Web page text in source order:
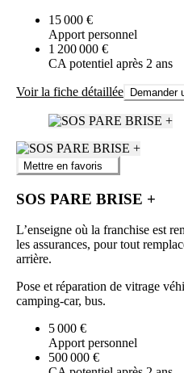
15 000 €
Apport personnel
1 200 000 €
CA potentiel après 2 ans
Voir la fiche détaillée Demander
Mettre en favoris
SOS PARE BRISE +
L’enseigne où la franchise est
les assurances, pour tout
arrière.
Pose et réparation de vitrage
camping-car, bus.
5 000 €
Apport personnel
500 000 €